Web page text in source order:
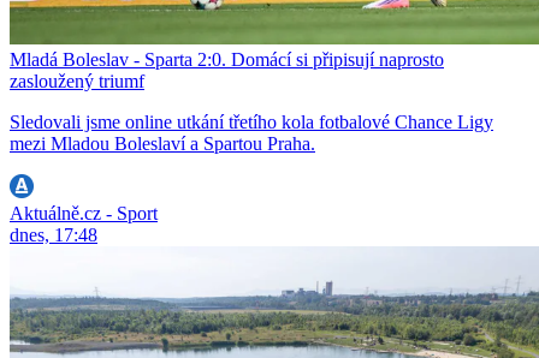
Mladá Boleslav - Sparta 2:0. Domácí si připisují naprosto
zasloužený triumf
Sledovali jsme online utkání třetího kola fotbalové Chance Ligy
mezi Mladou Boleslaví a Spartou Praha.
Aktuálně.cz - Sport
dnes, 17:48